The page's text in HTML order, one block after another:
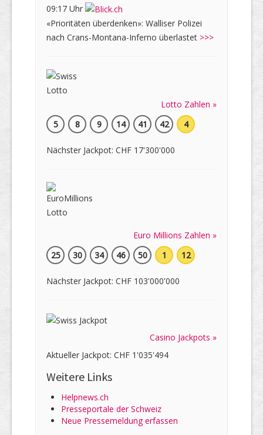
09:17 Uhr
«Prioritäten überdenken»: Walliser Polizei
nach Crans-Montana-Inferno überlastet >>>
Lotto Zahlen »
5
8 9 14 41 42 4
Nächster Jackpot: CHF 17'300'000
Euro Millions Zahlen »
25
30 34 46 50 1 12
Nächster Jackpot: CHF 103'000'000
Casino Jackpots »
Aktueller Jackpot: CHF 1'035'494
Weitere Links
Helpnews.ch
Presseportale der Schweiz
Neue Pressemeldung erfassen